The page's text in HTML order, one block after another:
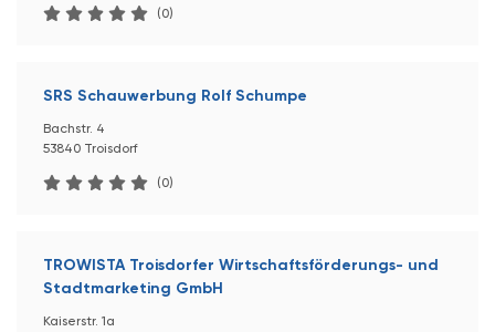
(0)
SRS Schauwerbung Rolf Schumpe
Bachstr. 4
53840 Troisdorf
(0)
TROWISTA Troisdorfer Wirtschaftsförderungs- und
Stadtmarketing GmbH
Kaiserstr. 1a